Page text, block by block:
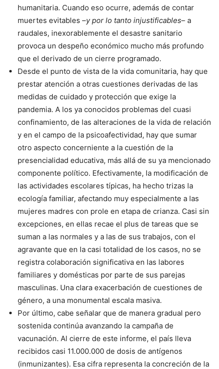
humanitaria. Cuando eso ocurre, además de contar
muertes evitables –y por lo tanto injustificables– a
raudales, inexorablemente el desastre sanitario
provoca un despeño económico mucho más profundo
que el derivado de un cierre programado.
Desde el punto de vista de la vida comunitaria, hay que
prestar atención a otras cuestiones derivadas de las
medidas de cuidado y protección que exige la
pandemia. A los ya conocidos problemas del cuasi
confinamiento, de las alteraciones de la vida de relación
y en el campo de la psicoafectividad, hay que sumar
otro aspecto concerniente a la cuestión de la
presencialidad educativa, más allá de su ya mencionado
componente político. Efectivamente, la modificación de
las actividades escolares típicas, ha hecho trizas la
ecología familiar, afectando muy especialmente a las
mujeres madres con prole en etapa de crianza. Casi sin
excepciones, en ellas recae el plus de tareas que se
suman a las normales y a las de sus trabajos, con el
agravante que en la casi totalidad de los casos, no se
registra colaboración significativa en las labores
familiares y domésticas por parte de sus parejas
masculinas. Una clara exacerbación de cuestiones de
género, a una monumental escala masiva.
Por último, cabe señalar que de manera gradual pero
sostenida continúa avanzando la campaña de
vacunación. Al cierre de este informe, el país lleva
recibidos casi 11.000.000 de dosis de antígenos
(inmunizantes). Esa cifra representa la concreción de la